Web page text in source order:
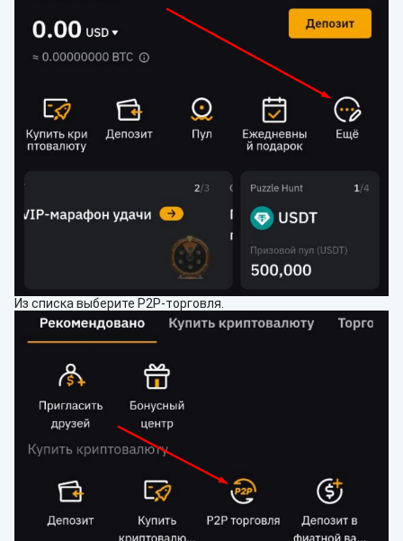
Из списка выберите P2P-торговля.